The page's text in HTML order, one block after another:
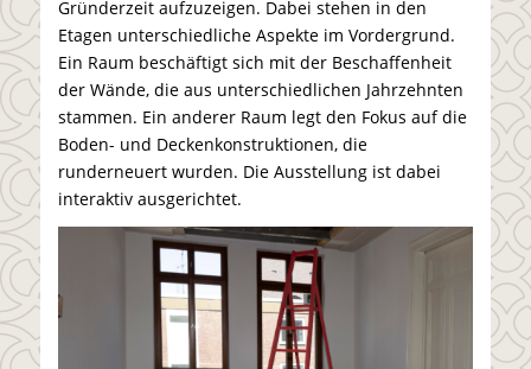
Gründerzeit aufzuzeigen. Dabei stehen in den
Etagen unterschiedliche Aspekte im Vordergrund.
Ein Raum beschäftigt sich mit der Beschaffenheit
der Wände, die aus unterschiedlichen Jahrzehnten
stammen. Ein anderer Raum legt den Fokus auf die
Boden- und Deckenkonstruktionen, die
runderneuert wurden. Die Ausstellung ist dabei
interaktiv ausgerichtet.